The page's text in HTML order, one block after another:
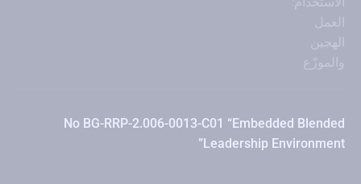
العمل
الهجين
والموزّع
No BG-RRP-2.006-0013-C01 “Embedded Blended
Leadership Environment”